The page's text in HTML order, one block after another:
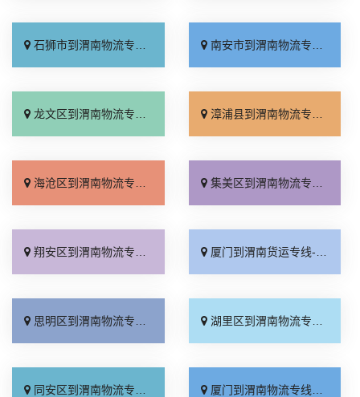
石狮市到渭南物流专线_专业调车「价位合理」 南安市到渭南物流专线_不随意加价「门到门配送」
龙文区到渭南物流专线_直达往返「限时必达」 漳浦县到渭南物流专线_快运有保障「直通专线」
海沧区到渭南物流专线_怎么收费「价格透明」 集美区到渭南物流专线_高效运输「上门取件」
翔安区到渭南物流专线_专业靠谱「来电咨询」 厦门到渭南货运专线-厦门到渭南物流公司_诚信为先「送货到门」
思明区到渭南物流专线_要几天到「托运省心」 湖里区到渭南物流专线_全境配送「几天到达」
同安区到渭南物流专线_全程直达「资质齐全」 厦门到渭南物流专线_多久能到「高速快运」